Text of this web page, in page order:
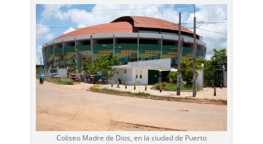
Coliseo Madre de Dios, en la ciudad de Puerto